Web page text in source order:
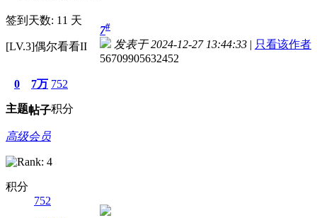
签到天数: 11 天
[LV.3]偶尔看看II
0
主题
7万
帖子
752
积分
高级会员
积分
752
7#
发表于 2024-12-27 13:44:33 | 只看该作者
56709905632452